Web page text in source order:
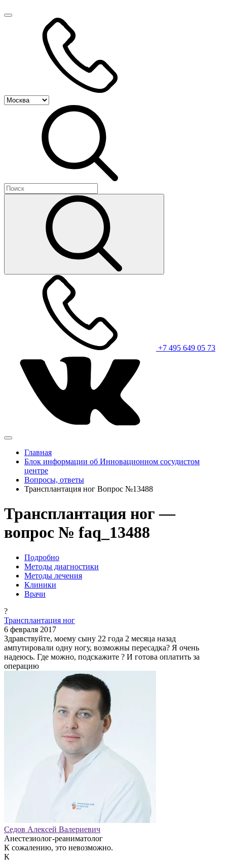
+7 495 649 05 73
Главная
Блок информации об Инновационном сосудистом
центре
Вопросы, ответы
Трансплантация ног Вопрос №13488
Трансплантация ног —
вопрос № faq_13488
Подробно
Методы диагностики
Методы лечения
Клиники
Врачи
?
Трансплантация ног
6 февраля 2017
Здравствуйте, моему сыну 22 года 2 месяца назад
ампутировали одну ногу, возможны пересадка? Я очень
надеюсь. Где можно, подскажите ? И готова оплатить за
операцию
Седов Алексей Валериевич
Анестезиолог-реаниматолог
К сожалению, это невозможно.
К